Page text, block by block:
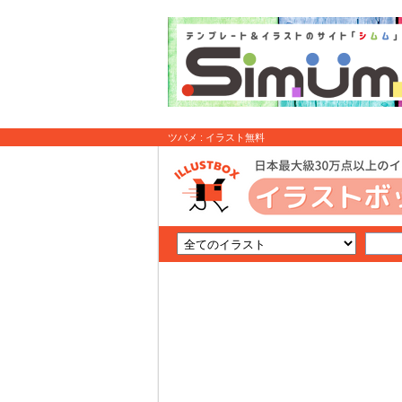
ツバメ : イラスト無料